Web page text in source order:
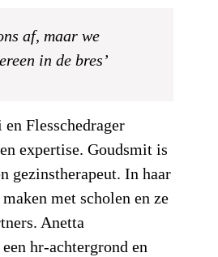
af, maar we
in de bres’
Flesschedrager
expertise. Goudsmit is
gezinstherapeut. In haar
met scholen en ze
Anetta
hr-achtergrond en